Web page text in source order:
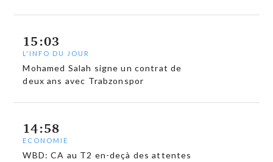
15:03
L'INFO DU JOUR
Mohamed Salah signe un contrat de
deux ans avec Trabzonspor
14:58
ECONOMIE
WBD: CA au T2 en-deçà des attentes